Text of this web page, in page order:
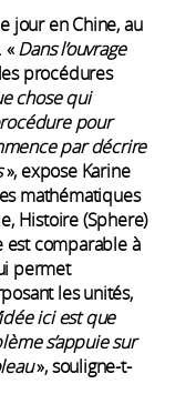
jour en Chine, au
«Dans l’ouvrage
procédures
chose qui
pour
par décrire
», expose Karine
mathématiques
Histoire (Sphere)
est comparable à
permet
les unités,
ici est que
s’appuie sur
», souligne-t-